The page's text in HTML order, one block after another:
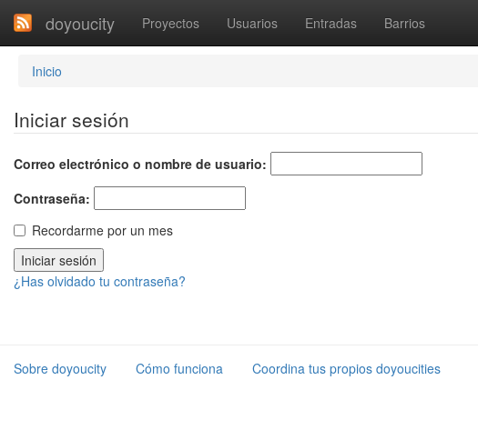
doyoucity Proyectos Usuarios Entradas Barrios
Inicio
Iniciar sesión
Correo electrónico o nombre de usuario:
Contraseña:
Recordarme por un mes
¿Has olvidado tu contraseña?
Sobre doyoucity Cómo funciona Coordina tus propios doyoucities